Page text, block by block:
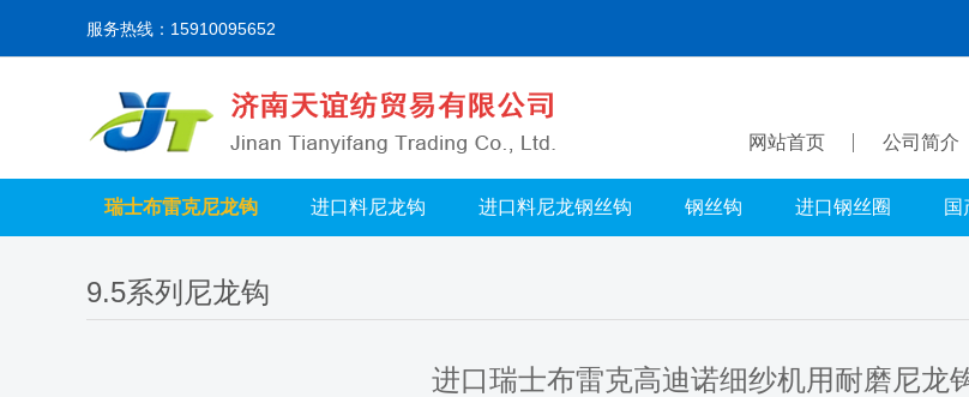
服务热线：15910095652
网站首页 公司简介
瑞士布雷克尼龙钩 进口料尼龙钩 进口料尼龙钢丝钩 钢丝钩 进口钢丝圈 国
9.5系列尼龙钩
进口瑞士布雷克高迪诺细纱机用耐磨尼龙